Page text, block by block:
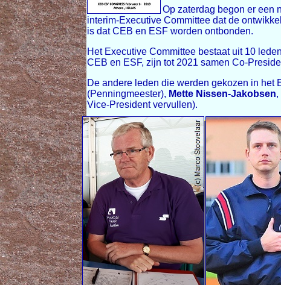
Op zaterdag begon er een
interim-Executive Committee dat de
is dat CEB en ESF worden ontbonden.
Het Executive Committee bestaat uit 10
CEB en ESF, zijn tot 2021 samen Co-
De andere leden die werden gekozen in het
(Penningmeester), Mette Nissen-Jakobsen,
Vice-President vervullen).